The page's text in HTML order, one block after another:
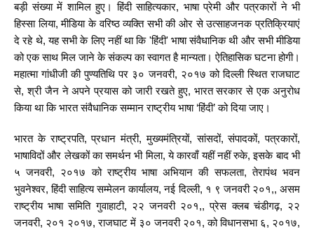
बड़ी संख्या में शामिल हुए। हिंदी साहित्यकार, भाषा प्रेमी और पत्रकारों ने भी
हिस्सा लिया, मीडिया के वरिष्ठ व्यक्ति सभी की ओर से उत्साहजनक प्रतिक्रियाएं
दे रहे थे, यह सभी के लिए नहीं था कि 'हिंदी' भाषा संवैधानिक थी और सभी मीडिया
को एक साथ मिल जाने के संकल्प का स्वागत है मान्यता। ऐतिहासिक घटना होगी।
महात्मा गांधीजी की पुण्यतिथि पर ३० जनवरी, २०१७ को दिल्ली स्थित राजघाट
से, श्री जैन ने अपने प्रयास को जारी रखते हुए, भारत सरकार से एक अनुरोध
किया था कि भारत संवैधानिक सम्मान राष्ट्रीय भाषा ‘हिंदी’ को दिया जाए।
भारत के राष्ट्रपति, प्रधान मंत्री, मुख्यमंत्रियों, सांसदों, संपादकों, पत्रकारों,
भाषाविदों और लेखकों का समर्थन भी मिला, ये कारवाँ यहीं नहीं रुके, इसके बाद भी
५ जनवरी, २०१७ को राष्ट्रीय भाषा अभियान की सफलता, तेरापंथ भवन
भुवनेश्वर, हिंदी साहित्य सम्मेलन कार्यालय, नई दिल्ली, १ ९ जनवरी २०१,, असम
राष्ट्रीय भाषा समिति गुवाहाटी, २२ जनवरी २०१,, प्रेस क्लब चंडीगढ़, २२
जनवरी, २०१ २०१७, राजघाट में ३० जनवरी २०१, को विधानसभा ६, २०१७,